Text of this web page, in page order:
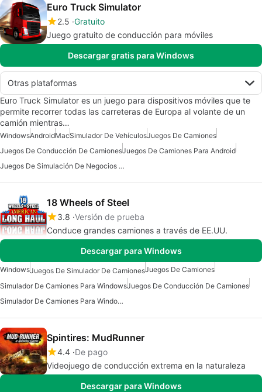
Euro Truck Simulator
2.5 Gratuito
Juego gratuito de conducción para móviles
Descargar gratis para Windows
Otras plataformas
Euro Truck Simulator es un juego para dispositivos móviles que te
permite recorrer todas las carreteras de Europa al volante de un
camión mientras…
WindowsAndroidMacSimulador De VehículosJuegos De Camiones
Juegos De Conducción De CamionesJuegos De Camiones Para Android
Juegos De Simulación De Negocios Para Android
18 Wheels of Steel
3.8 Versión de prueba
Conduce grandes camiones a través de EE.UU.
Descargar para Windows
WindowsJuegos De Simulador De CamionesJuegos De Camiones
Simulador De Camiones Para WindowsJuegos De Conducción De Camiones
Simulador De Camiones Para Windows 7
Spintires: MudRunner
4.4 De pago
Videojuego de conducción extrema en la naturaleza
Descargar para Windows